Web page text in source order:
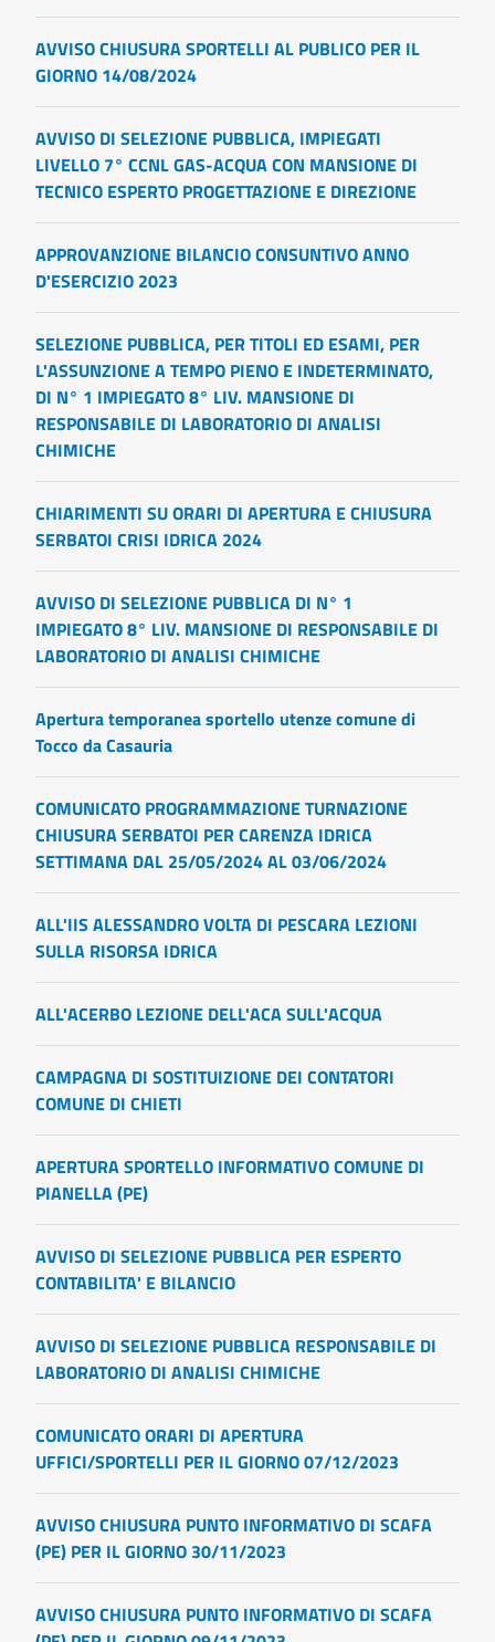
AVVISO CHIUSURA SPORTELLI AL PUBLICO PER IL
GIORNO 14/08/2024
AVVISO DI SELEZIONE PUBBLICA, IMPIEGATI
LIVELLO 7° CCNL GAS-ACQUA CON MANSIONE DI
TECNICO ESPERTO PROGETTAZIONE E DIREZIONE
APPROVANZIONE BILANCIO CONSUNTIVO ANNO
D'ESERCIZIO 2023
SELEZIONE PUBBLICA, PER TITOLI ED ESAMI, PER
L'ASSUNZIONE A TEMPO PIENO E INDETERMINATO,
DI N° 1 IMPIEGATO 8° LIV. MANSIONE DI
RESPONSABILE DI LABORATORIO DI ANALISI
CHIMICHE
CHIARIMENTI SU ORARI DI APERTURA E CHIUSURA
SERBATOI CRISI IDRICA 2024
AVVISO DI SELEZIONE PUBBLICA DI N° 1
IMPIEGATO 8° LIV. MANSIONE DI RESPONSABILE DI
LABORATORIO DI ANALISI CHIMICHE
Apertura temporanea sportello utenze comune di
Tocco da Casauria
COMUNICATO PROGRAMMAZIONE TURNAZIONE
CHIUSURA SERBATOI PER CARENZA IDRICA
SETTIMANA DAL 25/05/2024 AL 03/06/2024
ALL'IIS ALESSANDRO VOLTA DI PESCARA LEZIONI
SULLA RISORSA IDRICA
ALL'ACERBO LEZIONE DELL'ACA SULL'ACQUA
CAMPAGNA DI SOSTITUIZIONE DEI CONTATORI
COMUNE DI CHIETI
APERTURA SPORTELLO INFORMATIVO COMUNE DI
PIANELLA (PE)
AVVISO DI SELEZIONE PUBBLICA PER ESPERTO
CONTABILITA' E BILANCIO
AVVISO DI SELEZIONE PUBBLICA RESPONSABILE DI
LABORATORIO DI ANALISI CHIMICHE
COMUNICATO ORARI DI APERTURA
UFFICI/SPORTELLI PER IL GIORNO 07/12/2023
AVVISO CHIUSURA PUNTO INFORMATIVO DI SCAFA
(PE) PER IL GIORNO 30/11/2023
AVVISO CHIUSURA PUNTO INFORMATIVO DI SCAFA